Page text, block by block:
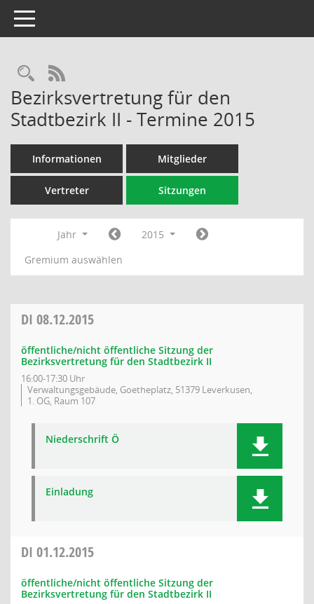
Toggle navigation
Rechercheauswahl
RSS-Feed
Bezirksvertretung für den
Stadtbezirk II - Termine 2015
Informationen Mitglieder
Vertreter Sitzungen
Jahr
2015
Gremium auswählen
DI 08.12.2015
öffentliche/nicht öffentliche Sitzung der
Bezirksvertretung für den Stadtbezirk II
16:00-17:30 Uhr
Verwaltungsgebäude, Goetheplatz, 51379 Leverkusen,
1. OG, Raum 107
Niederschrift Ö
Einladung
DI 01.12.2015
öffentliche/nicht öffentliche Sitzung der
Bezirksvertretung für den Stadtbezirk II